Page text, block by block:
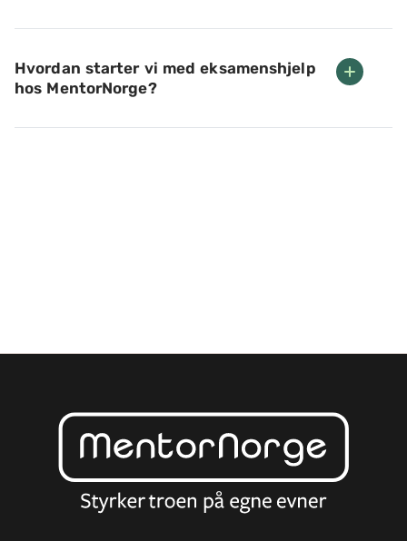
Hvordan starter vi med eksamenshjelp
hos MentorNorge?